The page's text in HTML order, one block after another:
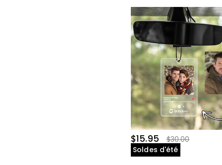
$15.95
$30.00
Soldes d'été